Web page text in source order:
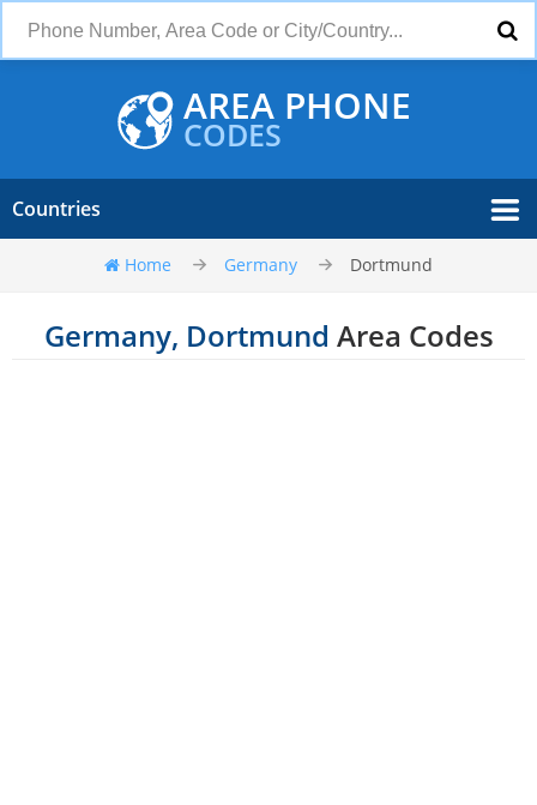
AREA PHONE
CODES
Countries
Home Germany Dortmund
Germany, Dortmund Area Codes